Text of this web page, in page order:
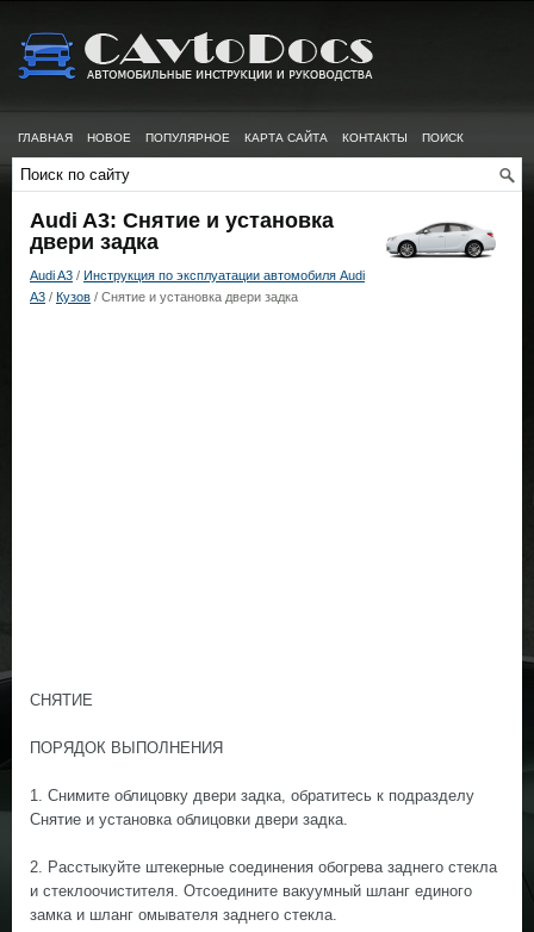
ГЛАВНАЯ НОВОЕ ПОПУЛЯРНОЕ КАРТА САЙТА КОНТАКТЫ ПОИСК
Audi A3: Снятие и установка
двери задка
Audi A3 / Инструкция по эксплуатации автомобиля Audi
A3 / Кузов / Снятие и установка двери задка
СНЯТИЕ
ПОРЯДОК ВЫПОЛНЕНИЯ
1. Снимите облицовку двери задка, обратитесь к подразделу
Снятие и установка облицовки двери задка.
2. Расстыкуйте штекерные соединения обогрева заднего стекла
и стеклоочистителя. Отсоедините вакуумный шланг единого
замка и шланг омывателя заднего стекла.